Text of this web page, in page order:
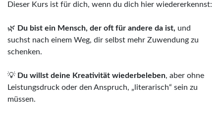
Dieser Kurs ist für dich, wenn du dich hier wiedererkennst:
🌿 Du bist ein Mensch, der oft für andere da ist, und
suchst nach einem Weg, dir selbst mehr Zuwendung zu
schenken.
💡 Du willst deine Kreativität wiederbeleben, aber ohne
Leistungsdruck oder den Anspruch, „literarisch“ sein zu
müssen.